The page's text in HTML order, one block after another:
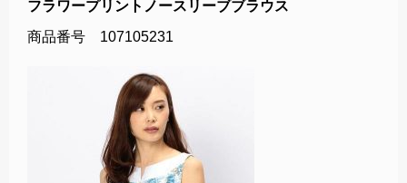
フラワープリントノースリーブブラウス
商品番号 107105231